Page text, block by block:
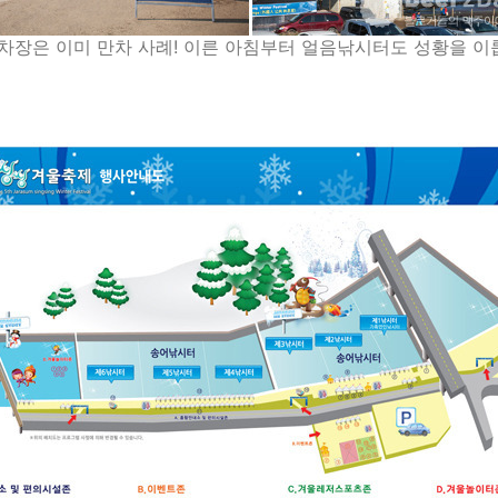
장은 이미 만차 사례! 이른 아침부터 얼음낚시터도 성황을 이